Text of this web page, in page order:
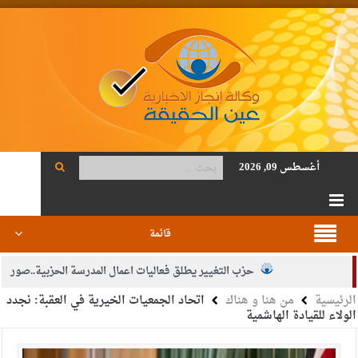
أغسطس 09, 2026
قائمة
حزب التغيير يطلق فعاليات اعمال المدرسة الحزبية..صور
الجيش يفتح باب التجنيد لحملة البكالوريوس في الحقوق والقانون
الرئيسية من هنا و هناك اتحاد الجمعيات الخيرية في العقبة: نجدد
الولاء للقيادة الهاشمية